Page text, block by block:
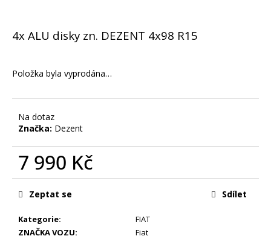
4x ALU disky zn. DEZENT 4x98 R15
Položka byla vyprodána…
Na dotaz
Značka: Dezent
7 990 Kč
Měrná
cena:
Kategorie:
FIAT
ZNAČKA VOZU:
Fiat
Zeptat se Sdílet
e
e
KRYTKY
VW
65MM
99
Kč